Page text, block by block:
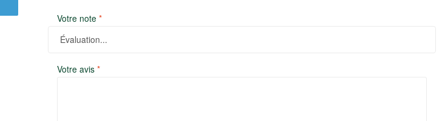
Votre note *
Votre avis *